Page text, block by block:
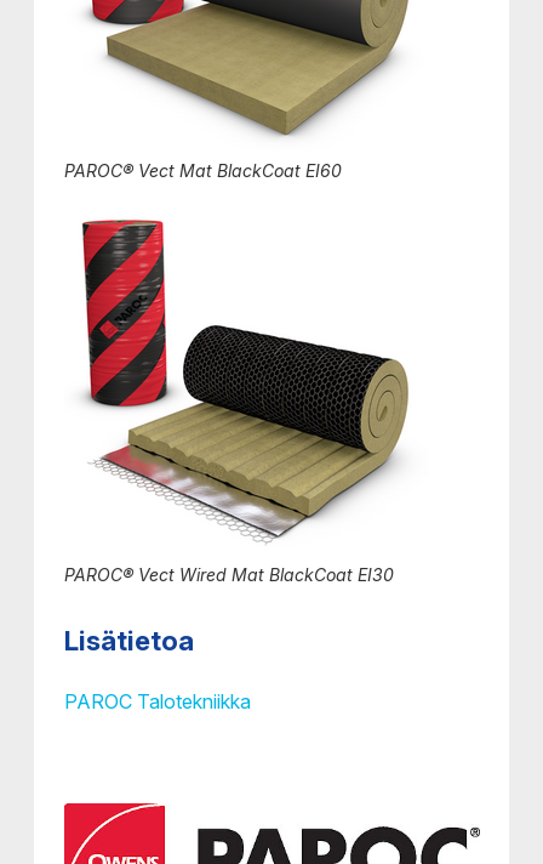
PAROC® Vect Mat BlackCoat EI60
PAROC® Vect Wired Mat BlackCoat EI30
Lisätietoa
PAROC Talotekniikka